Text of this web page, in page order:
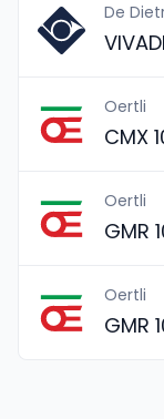
De
Oertli
CMX
Oertli
GMR
Oertli
GMR